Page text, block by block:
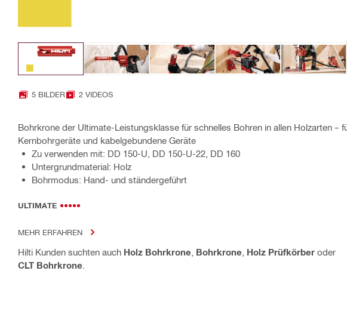
5 BILDER 2 VIDEOS
Bohrkrone der Ultimate-Leistungsklasse für schnelles Bohren in allen Holzarten –
Kernbohrgeräte und kabelgebundene Geräte
Zu verwenden mit: DD 150-U, DD 150-U-22, DD 160
Untergrundmaterial: Holz
Bohrmodus: Hand- und ständergeführt
ULTIMATE
MEHR ERFAHREN
Hilti Kunden suchten auch Holz Bohrkrone Bohrkrone Holz Prüfkörber oder
CLT Bohrkrone